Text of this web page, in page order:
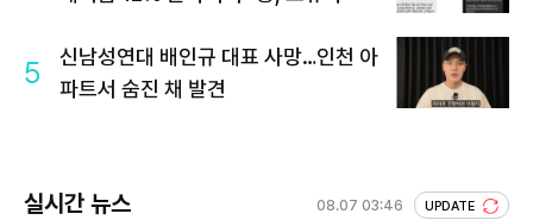
5
신남성연대 배인규 대표 사망…인천 아
파트서 숨진 채 발견
실시간 뉴스 08.07 03:46 UPDATE